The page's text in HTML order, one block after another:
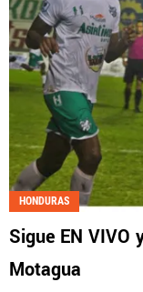
HONDURAS
Sigue EN VIVO
Motagua